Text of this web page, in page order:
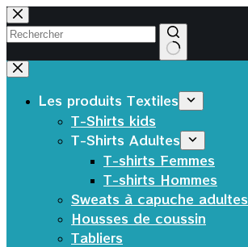
Passer
au
contenu
Aucun
résultat
Les produits Textiles
T-Shirts kids
T-Shirts Adultes
T-shirts Femmes
T-shirts Hommes
Sweats à capuche adultes
Housses de coussin
Tabliers